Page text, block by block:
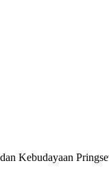
Kebudayaan